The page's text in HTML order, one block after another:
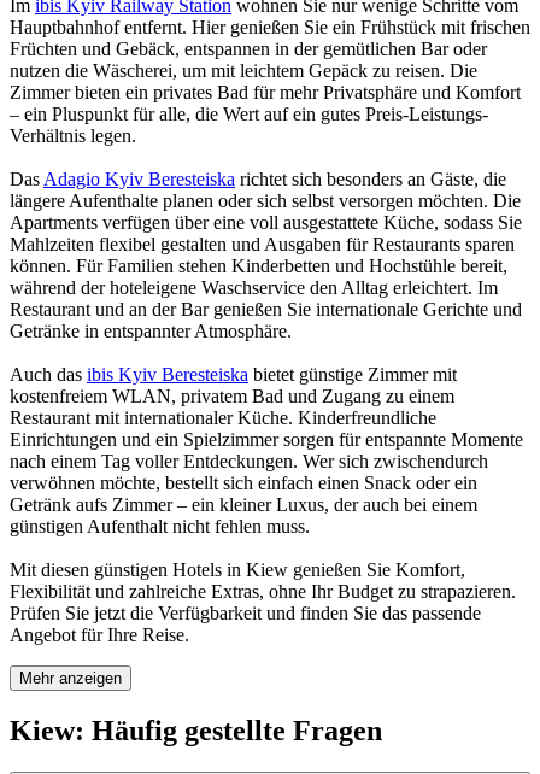
Im ibis Kyiv Railway Station wohnen Sie nur wenige Schritte vom
Hauptbahnhof entfernt. Hier genießen Sie ein Frühstück mit frischen
Früchten und Gebäck, entspannen in der gemütlichen Bar oder
nutzen die Wäscherei, um mit leichtem Gepäck zu reisen. Die
Zimmer bieten ein privates Bad für mehr Privatsphäre und Komfort
– ein Pluspunkt für alle, die Wert auf ein gutes Preis-Leistungs-
Verhältnis legen.
Das Adagio Kyiv Beresteiska richtet sich besonders an Gäste, die
längere Aufenthalte planen oder sich selbst versorgen möchten. Die
Apartments verfügen über eine voll ausgestattete Küche, sodass Sie
Mahlzeiten flexibel gestalten und Ausgaben für Restaurants sparen
können. Für Familien stehen Kinderbetten und Hochstühle bereit,
während der hoteleigene Waschservice den Alltag erleichtert. Im
Restaurant und an der Bar genießen Sie internationale Gerichte und
Getränke in entspannter Atmosphäre.
Auch das ibis Kyiv Beresteiska bietet günstige Zimmer mit
kostenfreiem WLAN, privatem Bad und Zugang zu einem
Restaurant mit internationaler Küche. Kinderfreundliche
Einrichtungen und ein Spielzimmer sorgen für entspannte Momente
nach einem Tag voller Entdeckungen. Wer sich zwischendurch
verwöhnen möchte, bestellt sich einfach einen Snack oder ein
Getränk aufs Zimmer – ein kleiner Luxus, der auch bei einem
günstigen Aufenthalt nicht fehlen muss.
Mit diesen günstigen Hotels in Kiew genießen Sie Komfort,
Flexibilität und zahlreiche Extras, ohne Ihr Budget zu strapazieren.
Prüfen Sie jetzt die Verfügbarkeit und finden Sie das passende
Angebot für Ihre Reise.
Mehr anzeigen
Kiew: Häufig gestellte Fragen